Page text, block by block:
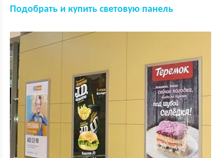
Подобрать и купить световую панель